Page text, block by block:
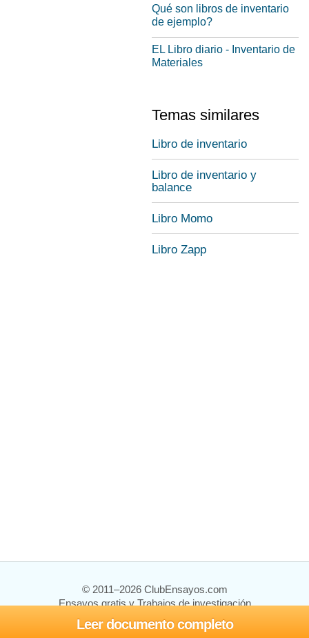
Leer documento completo
Qué son libros de inventario
de ejemplo?
EL Libro diario - Inventario de
Materiales
Temas similares
Libro de inventario
Libro de inventario y
balance
Libro Momo
Libro Zapp
© 2011–2026 ClubEnsayos.com
Ensayos gratis y Trabajos de investigación